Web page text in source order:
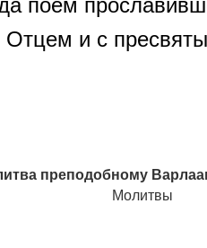
поём
Отцем и с
преподобному
Молитвы